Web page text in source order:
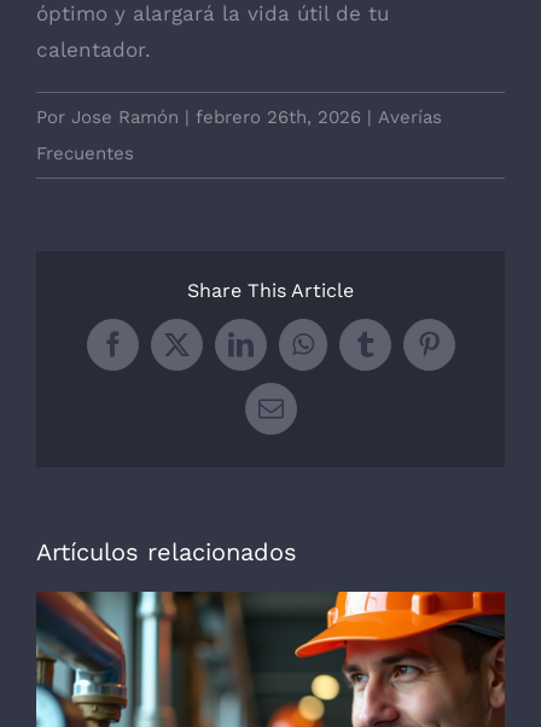
óptimo y alargará la vida útil de tu
calentador.
Por Jose Ramón | febrero 26th, 2026 | Averías
Frecuentes
Share This Article
Facebook
X LinkedInWhatsApp
TumblrPinterest
Correo
Artículos relacionados